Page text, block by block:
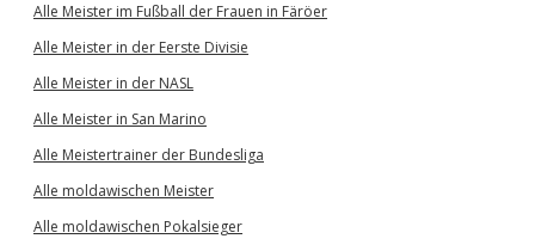
Alle Meister im Fußball der Frauen in Färöer
Alle Meister in der Eerste Divisie
Alle Meister in der NASL
Alle Meister in San Marino
Alle Meistertrainer der Bundesliga
Alle moldawischen Meister
Alle moldawischen Pokalsieger